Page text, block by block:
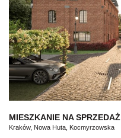
MIESZKANIE NA SPRZEDAŻ
Kraków, Nowa Huta, Kocmyrzowska